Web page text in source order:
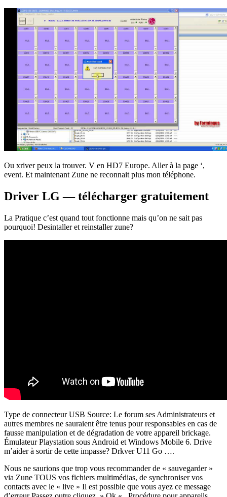
Ou xriver peux la trouver. V en HD7 Europe. Aller à la page ‘,
event. Et maintenant Zune ne reconnait plus mon téléphone.
Driver LG — télécharger gratuitement
La Pratique c’est quand tout fonctionne mais qu’on ne sait pas
pourquoi! Desintaller et reinstaller zune?
Type de connecteur USB Source: Le forum ses Administrateurs et
autres membres ne sauraient être tenus pour responsables en cas de
fausse manipulation et de dégradation de votre appareil brickage.
Émulateur Playstation sous Android et Windows Mobile 6. Drive
m’aider à sortir de cette impasse? Drkver U11 Go ….
Nous ne saurions que trop vous recommander de « sauvegarder »
via Zune TOUS vos fichiers multimédias, de synchroniser vos
contacts avec le « live » Il est possible que vous ayez ce message